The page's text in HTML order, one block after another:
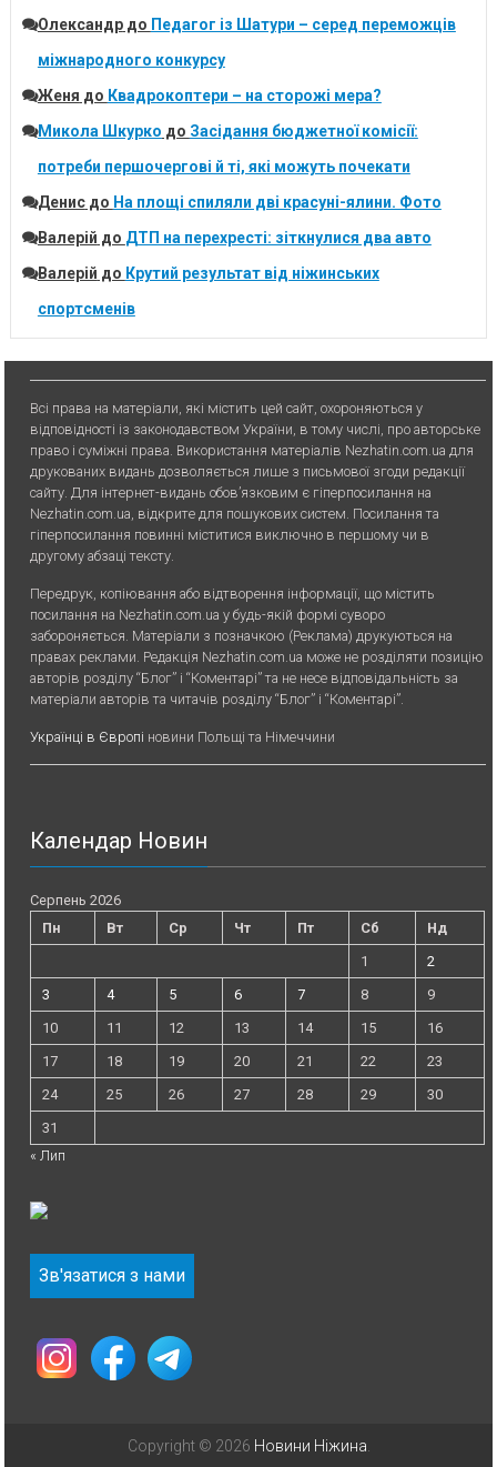
Олександрдо Педагог із Шатури – серед переможців
міжнародного конкурсу
Женя до Квадрокоптери – на сторожі мера?
Микола Шкурко до Засідання бюджетної комісії:
потреби першочергові й ті, які можуть почекати
Денисдо На площі спиляли дві красуні-ялини. Фото
Валерій до ДТП на перехресті: зіткнулися два авто
Валерій до Крутий результат від ніжинських
спортсменів
Всі права на матеріали, які містить цей сайт, охороняються у
відповідності із законодавством України, в тому числі, про авторське
право і суміжні права. Використання матерiалiв Nezhatin.com.ua для
друкованих видань дозволяється лише з письмової згоди редакції
сайту. Для iнтернет-видань обов’язковим є гiперпосилання на
Nezhatin.com.ua, відкрите для пошукових систем. Посилання та
гіперпосилання повинні міститися виключно в першому чи в
другому абзаці тексту.
Передрук, копiювання або вiдтворення iнформацiї, що мiстить
посилання на Nezhatin.com.ua у будь-якiй формi суворо
забороняється. Матеріали з позначкою (Реклама) друкуються на
правах реклами. Редакція Nezhatin.com.ua може не розділяти позицію
авторів розділу “Блог” і “Коментарі” та не несе відповідальність за
матеріали авторів та читачів розділу “Блог” і “Коментарі”.
Українці в Європі новини Польщі та Німеччини
Календар Новин
Серпень 2026
Пн
Вт Ср Чт Пт Сб
Нд
1
2
3
4 5 6 7 8
9
10
11 12 13 14 15
16
17
18 19 20 21 22
23
24
25 26 27 28 29
30
31
« Лип
Зв'язатися з нами
Copyright © 2026 Новини Ніжина